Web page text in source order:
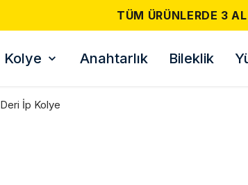
500 TL VE ÜZERI
Kolye Anahtarlık Bileklik
Deri İp Kolye